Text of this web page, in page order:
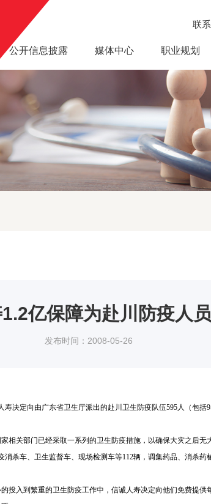
联
公开信息披露 媒体中心 职业规划
亿保障为赴川防疫人
发布时间：2008-05-26
寿决定向由广东省卫生厅派出的赴川卫生防疫队伍595人（包括9
关部门已经采取一系列的卫生防疫措施，以确保大灾之后无
消杀车、卫生监督车、现场检测车等112辆，调集药品、消杀药
投入到繁重的卫生防疫工作中，信诚人寿决定向他们免费提供